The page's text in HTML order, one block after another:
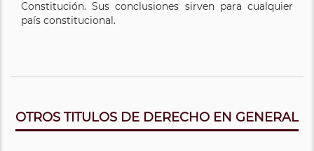
Constitución. Sus conclusiones sirven para cualquier
país constitucional.
OTROS TITULOS DE DERECHO EN GENERAL